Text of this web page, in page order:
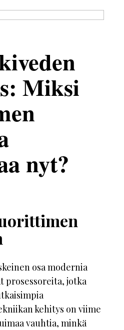
Miksi
nyt?
osa modernia
prosessoreita, jotka
kehitys on viime
vauhtia, minkä